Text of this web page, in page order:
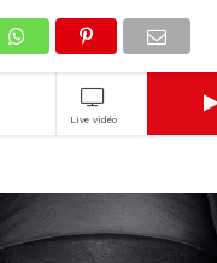
Live vidéo